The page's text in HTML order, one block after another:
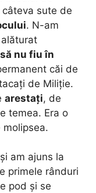
câteva sute de
. N-am
să nu fiu în
căi de
de Miliție.
arestați, de
temea. Era o
molipsea.
am ajuns la
primele rânduri
pod și se